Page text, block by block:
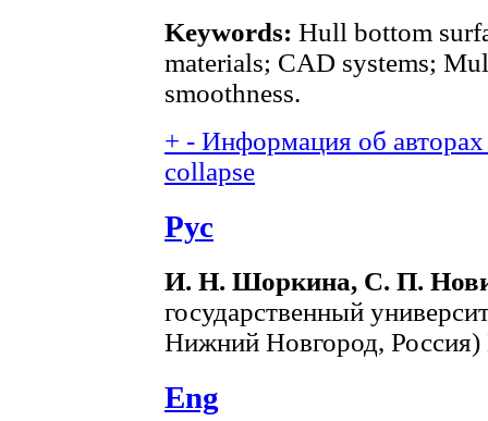
Keywords: Hull bottom
materials; CAD systems;
smoothness.
+ - Информация об
collapse
Рус
И. Н. Шоркина, С. П.
государственный
Нижний Новгород,
Eng